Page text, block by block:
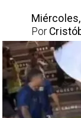
Por